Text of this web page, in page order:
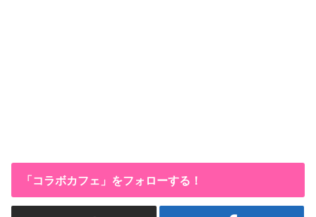
「コラボカフェ」をフォローする！